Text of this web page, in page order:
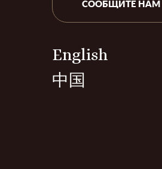
СООБЩИТЕ НАМ
English
中国